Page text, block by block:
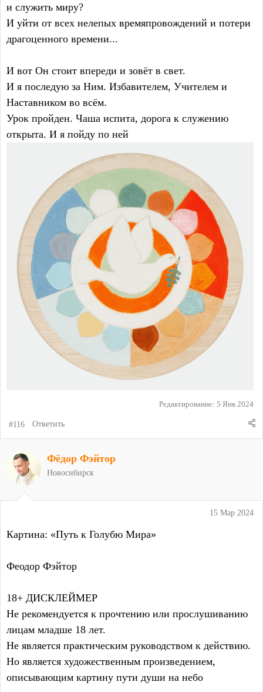
и служить миру?
И уйти от всех нелепых времяпровождений и потери
драгоценного времени...
И вот Он стоит впереди и зовёт в свет.
И я последую за Ним. Избавителем, Учителем и
Наставником во всём.
Урок пройден. Чаша испита, дорога к служению
открыта. И я пойду по ней
Редактирование: 5 Янв 2024
#116 Ответить
15 Мар 2024
Картина: «Путь к Голубю Мира»
Феодор Фэйтор
18+ ДИСКЛЕЙМЕР
Не рекомендуется к прочтению или прослушиванию
лицам младше 18 лет.
Не является практическим руководством к действию.
Но является художественным произведением,
описывающим картину пути души на небо
Фёдор Фэйтор
Новосибирск